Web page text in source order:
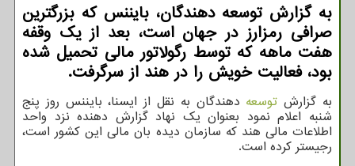
به گزارش توسعه دهندگان، بایننس که بزرگترین
صرافی رمزارز در جهان است، بعد از یک وقفه
هفت ماهه که توسط رگولاتور مالی تحمیل شده
بود، فعالیت خویش را در هند از سرگرفت.
به گزارش توسعه دهندگان به نقل از ایسنا، بایننس روز پنج
شنبه اعلام نمود بعنوان یک نهاد گزارش دهنده نزد واحد
اطلاعات مالی هند که سازمان دیده بان مالی این کشور است،
رجیستر کرده است.